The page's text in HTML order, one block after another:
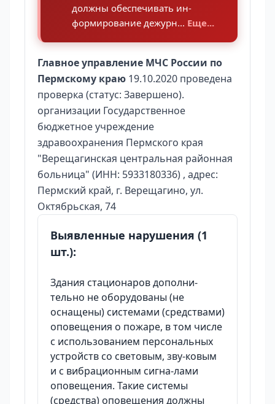
должны обеспечивать ин-
формирование дежурн... Еще...
Главное управление МЧС России по
Пермскому краю 19.10.2020 проведена
проверка (статус: Завершено).
организации Государственное
бюджетное учреждение
здравоохранения Пермского края
"Верещагинская центральная районная
больница" (ИНН: 5933180336) , адрес:
Пермский край, г. Верещагино, ул.
Октябрьская, 74
Выявленные нарушения (1
шт.):
Здания стационаров дополни-
тельно не оборудованы (не
оснащены) системами (средствами)
оповещения о пожаре, в том числе
с использованием персональных
устройств со световым, зву-ковым
и с вибрационным сигна-лами
оповещения. Такие системы
(средства) оповещения должны